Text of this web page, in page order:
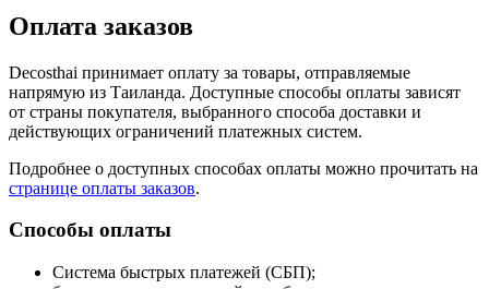
Оплата заказов
Decosthai принимает оплату за товары, отправляемые
напрямую из Таиланда. Доступные способы оплаты зависят
от страны покупателя, выбранного способа доставки и
действующих ограничений платежных систем.
Подробнее о доступных способах оплаты можно прочитать на
странице оплаты заказов.
Способы оплаты
Система быстрых платежей (СБП);